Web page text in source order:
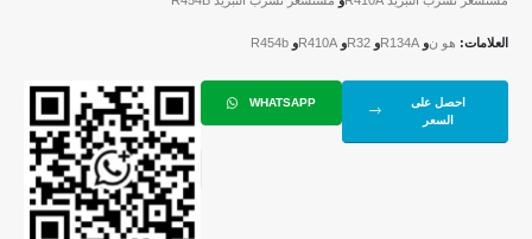
العلامات: هو نو R134Aو R32و R410Aو R454b
احصل على
السعر
WHATSAPP